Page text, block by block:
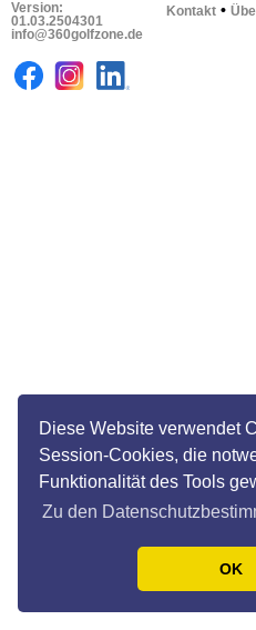
Diese Website verwendet
Session-Cookies, die
Funktionalität des Tools
Zu den
OK
Version:
01.03.2504301
info@360golfzone.de
Kontakt •